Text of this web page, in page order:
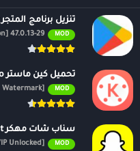
تنزيل برنامج المتجر play
MOD
47.0.13-29 MOD APK [No Root/All Devices/Full Version]
تحميل كين ماستر Kine Master Pro مهكر
MOD
Watermark]
سناب شات مهكر Snapchat للأندرويد اخر اصدار 2025
MOD
Unlocked]